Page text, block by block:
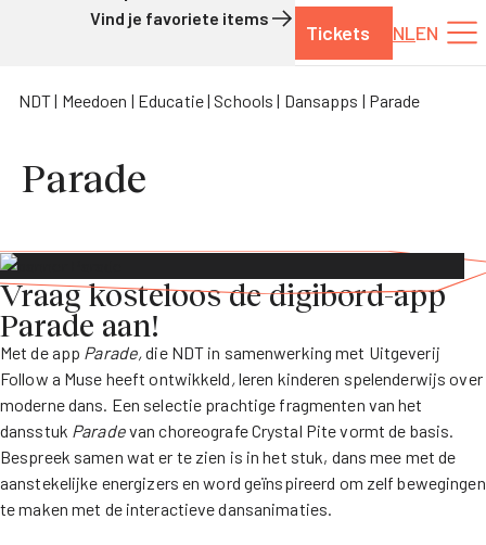
Tickets NLEN
Vind je favoriete items
NDT Meedoen Educatie Schools Dansapps Parade
Parade
Vraag kosteloos de digibord-app
Parade aan!
Met de app Parade,die NDT in samenwerking met Uitgeverij
Follow a Muse heeft ontwikkeld ,leren kinderen spelenderwijs over
moderne dans. Een selectie prachtige fragmenten van het
dansstuk Paradevan choreografe Crystal Pite vormt de basis.
Bespreek samen wat er te zien is in het stuk, dans mee met de
aanstekelijke energizers en word geïnspireerd om zelf bewegingen
te maken met de interactieve dansanimaties.